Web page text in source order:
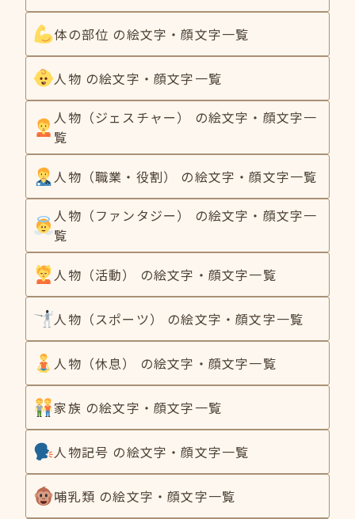
体の部位 の絵文字・顔文字一覧
人物 の絵文字・顔文字一覧
人物（ジェスチャー） の絵文字・顔文字一
覧
人物（職業・役割） の絵文字・顔文字一覧
人物（ファンタジー） の絵文字・顔文字一
覧
人物（活動） の絵文字・顔文字一覧
人物（スポーツ） の絵文字・顔文字一覧
人物（休息） の絵文字・顔文字一覧
家族 の絵文字・顔文字一覧
人物記号 の絵文字・顔文字一覧
哺乳類 の絵文字・顔文字一覧